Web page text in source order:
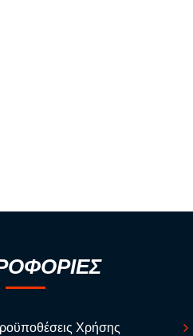
Χρήσης